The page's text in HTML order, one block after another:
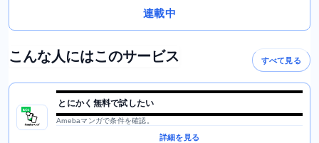
連載中
こんな人にはこのサービス すべて見る
とにかく無料で試したい
Amebaマンガで条件を確認。
詳細を見る